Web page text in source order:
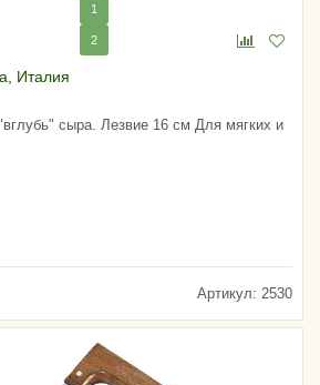
1
2
Италия
сыра. Лезвие 16 см Для мягких и
Артикул: 2530